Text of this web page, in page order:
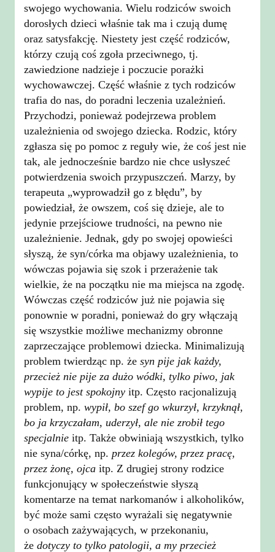
swojego wychowania. Wielu rodziców swoich
dorosłych dzieci właśnie tak ma i czują dumę
oraz satysfakcję. Niestety jest część rodziców,
którzy czują coś zgoła przeciwnego, tj.
zawiedzione nadzieje i poczucie porażki
wychowawczej. Część właśnie z tych rodziców
trafia do nas, do poradni leczenia uzależnień.
Przychodzi, ponieważ podejrzewa problem
uzależnienia od swojego dziecka. Rodzic, który
zgłasza się po pomoc z reguły wie, że coś jest nie
tak, ale jednocześnie bardzo nie chce usłyszeć
potwierdzenia swoich przypuszczeń. Marzy, by
terapeuta „wyprowadził go z błędu”, by
powiedział, że owszem, coś się dzieje, ale to
jedynie przejściowe trudności, na pewno nie
uzależnienie. Jednak, gdy po swojej opowieści
słyszą, że syn/córka ma objawy uzależnienia, to
wówczas pojawia się szok i przerażenie tak
wielkie, że na początku nie ma miejsca na zgodę.
Wówczas część rodziców już nie pojawia się
ponownie w poradni, ponieważ do gry włączają
się wszystkie możliwe mechanizmy obronne
zaprzeczające problemowi dziecka. Minimalizują
problem twierdząc np. że syn pije jak każdy,
przecież nie pije za dużo wódki, tylko piwo, jak
wypije to jest spokojny itp. Często racjonalizują
problem, np. wypił, bo szef go wkurzył, krzyknął,
bo ja krzyczałam, uderzył, ale nie zrobił tego
specjalnie itp. Także obwiniają wszystkich, tylko
nie syna/córkę, np. przez kolegów, przez pracę,
przez żonę, ojca itp. Z drugiej strony rodzice
funkcjonujący w społeczeństwie słyszą
komentarze na temat narkomanów i alkoholików,
być może sami często wyrażali się negatywnie
o osobach zażywających, w przekonaniu,
że dotyczy to tylko patologii, a my przecież